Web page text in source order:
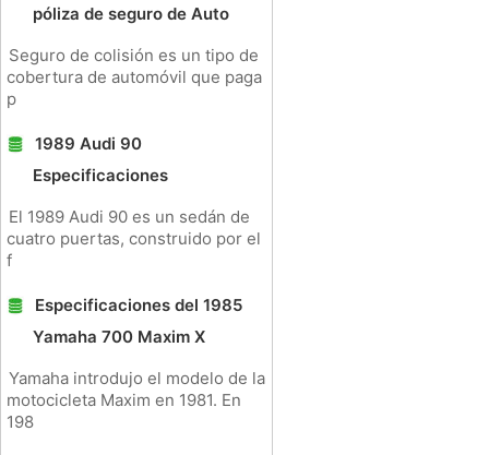
póliza de seguro de Auto
Seguro de colisión es un tipo de
cobertura de automóvil que paga
p
1989 Audi 90
Especificaciones
El 1989 Audi 90 es un sedán de
cuatro puertas, construido por el
f
Especificaciones del 1985
Yamaha 700 Maxim X
Yamaha introdujo el modelo de la
motocicleta Maxim en 1981. En
198